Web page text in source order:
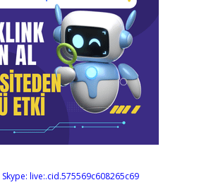
Skype: live:.cid.575569c608265c69